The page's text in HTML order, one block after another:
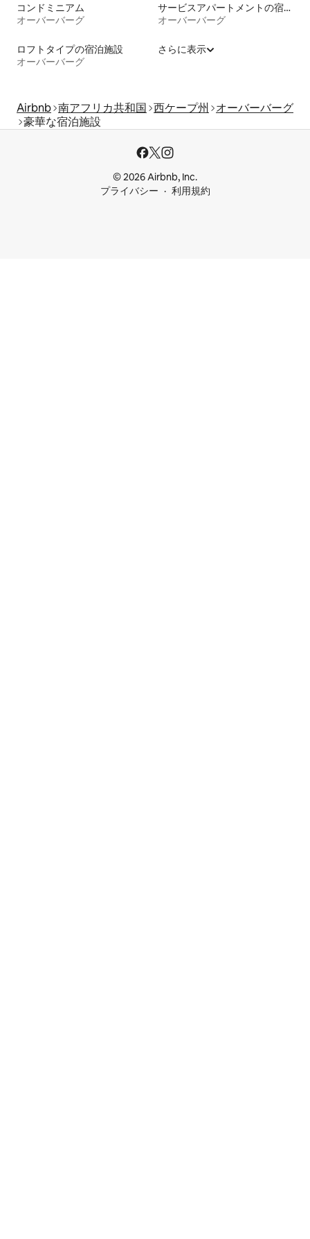
コンドミニアム
オーバーバーグ
サービスアパートメントの宿泊施設
オーバーバーグ
ロフトタイプの宿泊施設
オーバーバーグ
さらに表示
Airbnb 南アフリカ共和国 西ケープ州
オーバーバーグ
豪華な宿泊施設
© 2026 Airbnb, Inc.
プライバシー
利用規約